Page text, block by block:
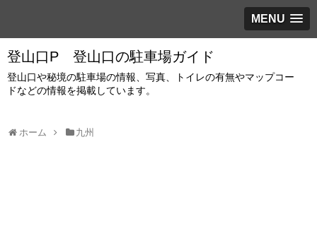
MENU
登山口P 登山口の駐車場ガイド
登山口や秘境の駐車場の情報、写真、トイレの有無やマップコー
ドなどの情報を掲載しています。
ホーム 九州